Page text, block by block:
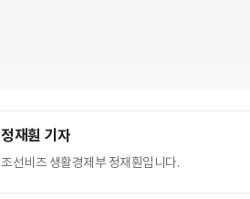
정재훤 기자
조선비즈 생활경제부 정재훤입니다.